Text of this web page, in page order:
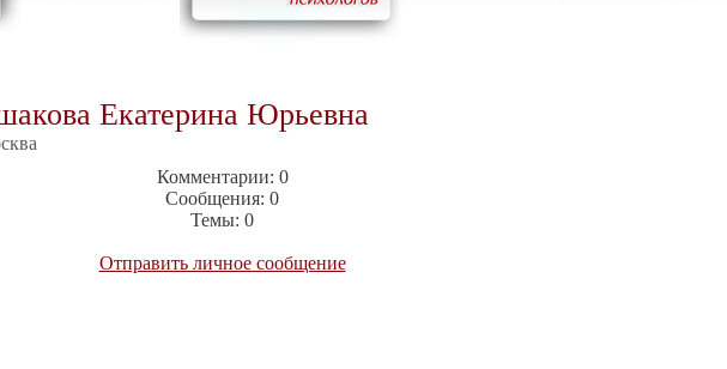
Екатерина Юрьевна
Комментарии: 0
Сообщения: 0
Темы: 0
Отправить личное сообщение